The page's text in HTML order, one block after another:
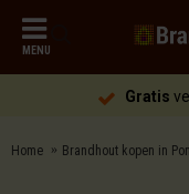
MENU
Gratis
Home Brandhout kopen in